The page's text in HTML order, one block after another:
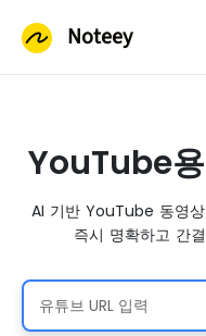
Noteey
YouTube
AI 기반 YouTube 동영
즉시 명확하고 간